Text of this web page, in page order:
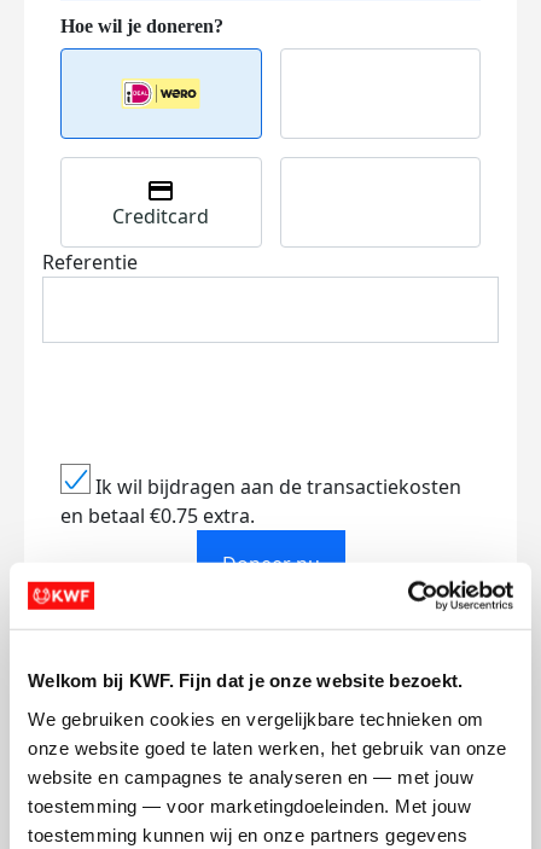
Welkom bij KWF. Fijn dat je onze website bezoekt.
We gebruiken cookies en vergelijkbare technieken om
onze website goed te laten werken, het gebruik van onze
website en campagnes te analyseren en — met jouw
toestemming — voor marketingdoeleinden. Met jouw
toestemming kunnen wij en onze partners gegevens
Creditcard
Referentie
Ik wil bijdragen aan de transactiekosten
en betaal €0.75 extra.
Doneer nu
Opgehaald
€1.508
Streefbedrag
€1.750
Doneer